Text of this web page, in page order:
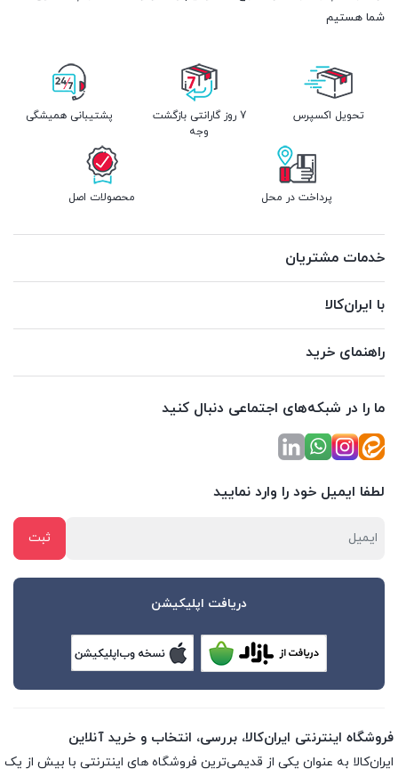
شما هستیم
تحویل اکسپرس
7 روز گارانتی بازگشت
وجه
پشتیبانی همیشگی
پرداخت در محل محصولات اصل
خدمات مشتریان
با ایران‌کالا
راهنمای خرید
ما را در شبکه‌های اجتماعی دنبال کنید
لطفا ایمیل خود را وارد نمایید
دریافت اپلیکیشن
فروشگاه اینترنتی ایران‌کالا، بررسی، انتخاب و خرید آنلاین
ایران‌کالا به عنوان یکی از قدیمی‌ترین فروشگاه های اینترنتی با بیش از یک